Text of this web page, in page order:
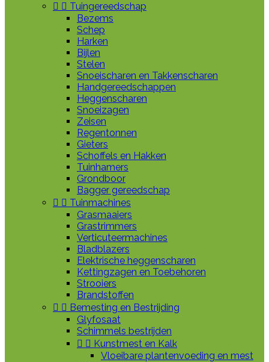
  Tuingereedschap
Bezems
Schep
Harken
Bijlen
Stelen
Snoeischaren en Takkenscharen
Handgereedschappen
Heggenscharen
Snoeizagen
Zeisen
Regentonnen
Gieters
Schoffels en Hakken
Tuinhamers
Grondboor
Bagger gereedschap
  Tuinmachines
Grasmaaiers
Grastrimmers
Verticuteermachines
Bladblazers
Elektrische heggenscharen
Kettingzagen en Toebehoren
Strooiers
Brandstoffen
  Bemesting en Bestrijding
Glyfosaat
Schimmels bestrijden
  Kunstmest en Kalk
Vloeibare plantenvoeding en mest